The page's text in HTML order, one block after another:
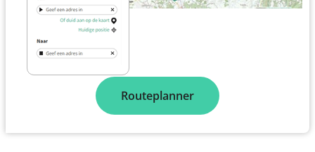
Routeplanner